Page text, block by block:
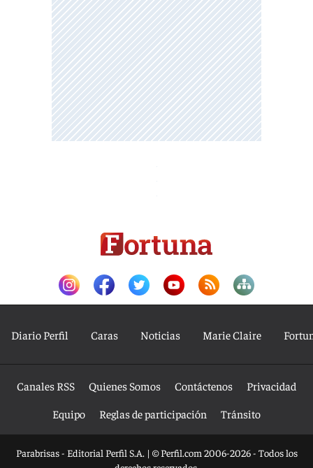
Diario Perfil Caras Noticias Marie Claire
Canales RSS Quienes Somos Contáctenos
Privacidad
Equipo
Reglas de participación Tránsito
Parabrisas - Editorial Perfil S.A. | © Perfil.com 2006-2026 - Todos los